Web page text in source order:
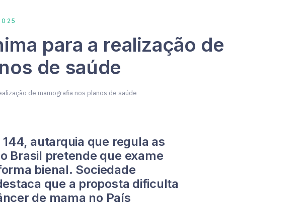
para a realização de
de saúde
de mamografia nos planos de saúde
autarquia que regula as
Brasil pretende que exame
bienal. Sociedade
que a proposta dificulta
de mama no País